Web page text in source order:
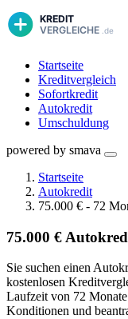
Startseite
Kreditvergleich
Sofortkredit
Autokredit
Umschuldung
powered by smava
Startseite
Autokredit
75.000 € - 72
75.000 €
Sie suchen einen
kostenlosen
Laufzeit von 72
Konditionen und